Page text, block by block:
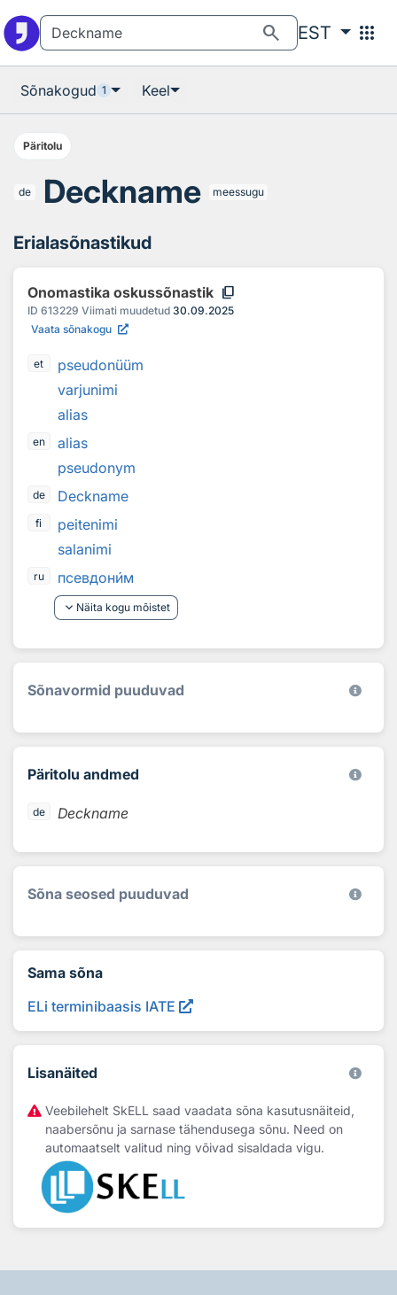
search EST apps
Sõnakogud 1 Keel
Päritolu
de Deckname meessugu
Erialasõnastikud
Onomastika oskussõnastik content_copy
ID 613229 Viimati muudetud 30.09.2025
Vaata sõnakogu
et
pseudonüüm
varjunimi
alias
en
alias
pseudonym
de Deckname
fi
peitenimi
salanimi
ru псевдоним
keyboard_arrow_down Näita kogu mõistet
Sõnavormid puuduvad
Päritolu andmed
de Deckname
Sõna seosed puuduvad
Sama sõna
ELi terminibaasis IATE
Lisanäited
Veebilehelt SkELL saad vaadata sõna kasutusnäiteid,
naabersõnu ja sarnase tähendusega sõnu. Need on
automaatselt valitud ning võivad sisaldada vigu.